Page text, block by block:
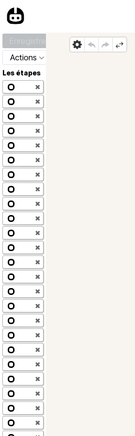
Actions
Les étapes
✖
✖
✖
✖
✖
✖
✖
✖
✖
✖
✖
✖
✖
✖
✖
✖
✖
✖
✖
✖
✖
✖
✖
✖